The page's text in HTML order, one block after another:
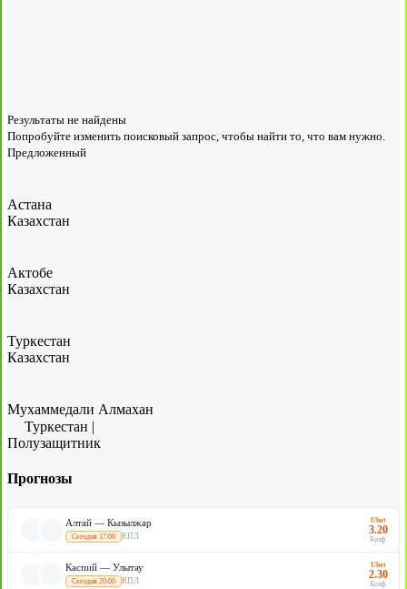
Результаты не найдены
Попробуйте изменить поисковый запрос, чтобы найти то, что вам нужно.
Предложенный
Астана
Казахстан
Актобе
Казахстан
Туркестан
Казахстан
Мухаммедали Алмахан
Туркестан |
Полузащитник
Прогнозы
Алтай — Кызылжар
Сегодня 17:00 КПЛ
Ubet
3.20
Коэф.
Каспий — Улытау
Сегодня 20:00 КПЛ
Ubet
2.30
Коэф.